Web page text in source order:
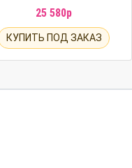
25 580р
КУПИТЬ ПОД ЗАКАЗ